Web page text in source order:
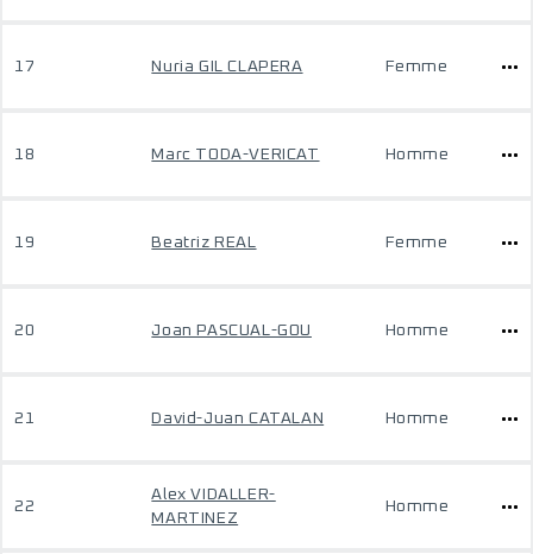
17 Nuria GIL CLAPERA Femme
18 Marc TODA-VERICAT Homme
19 Beatriz REAL Femme
20 Joan PASCUAL-GOU Homme
21 David-Juan CATALAN Homme
22
Alex VIDALLER-
MARTINEZ
Homme